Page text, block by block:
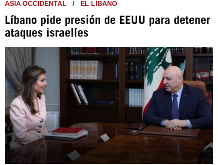
https://t.me/hispantvcanal
https://urmedium.com/c/hispantv
Instagram como: hispan_tv
ASIA OCCIDENTAL / EL LÍBANO
Líbano pide presión de EEUU para detener
ataques israelíes